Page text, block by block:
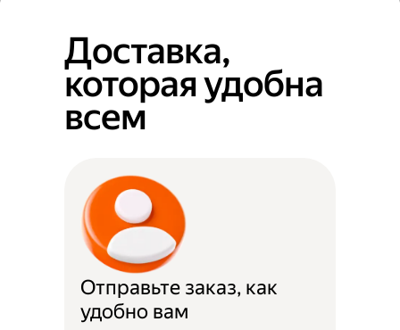
Доставка,
которая удобна
всем
Отправьте заказ, как
удобно вам